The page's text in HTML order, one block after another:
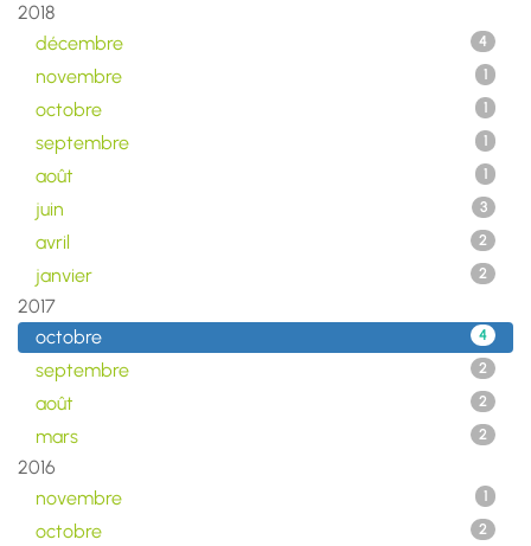
2018
décembre
4
novembre 1
octobre 1
septembre 1
août 1
juin 3
avril 2
janvier 2
2017
octobre
4
septembre 2
août 2
mars 2
2016
novembre
1
octobre 2